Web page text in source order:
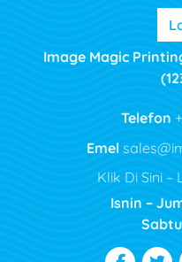
Image Magic
Telefon
Emel
Klik Di Sini
Isnin –
Sabtu